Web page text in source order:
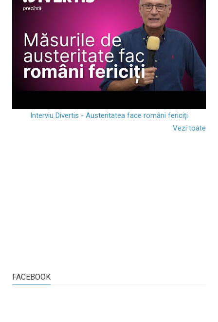
Interviu Divertis - Austeritatea face români fericiți
Vezi toate
FACEBOOK